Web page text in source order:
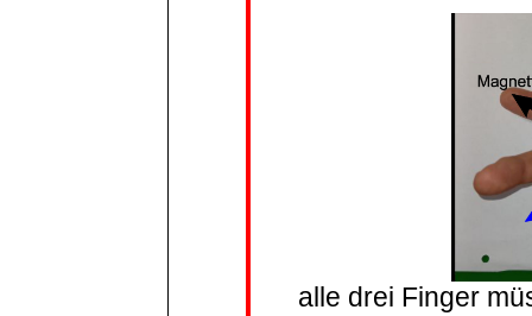
alle drei Finger